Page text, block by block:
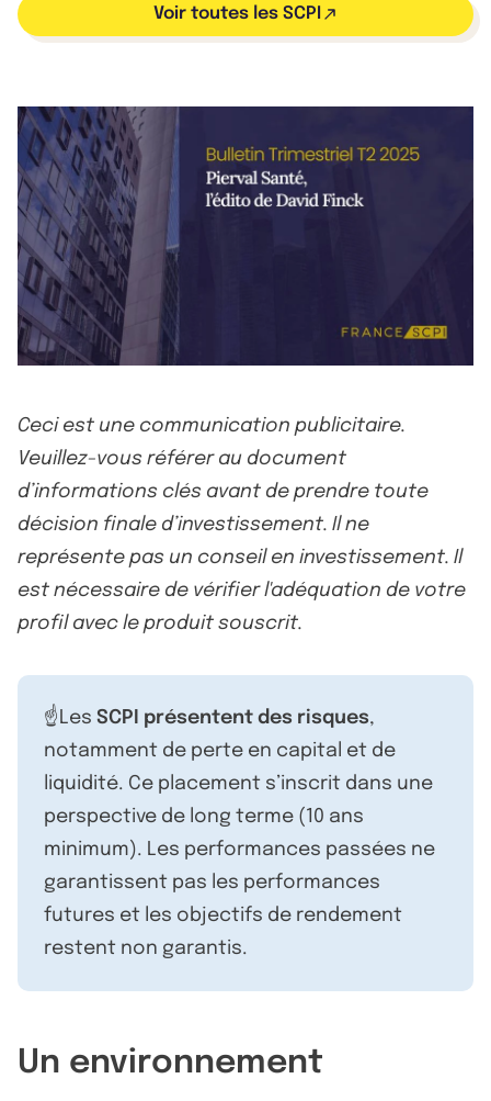
Voir toutes les SCPI
Ceci est une communication publicitaire.
Veuillez-vous référer au document
d’informations clés avant de prendre toute
décision finale d’investissement. Il ne
représente pas un conseil en investissement. Il
est nécessaire de vérifier l'adéquation de votre
profil avec le produit souscrit.
☝️Les SCPI présentent des risques,
notamment de perte en capital et de
liquidité. Ce placement s’inscrit dans une
perspective de long terme (10 ans
minimum). Les performances passées ne
garantissent pas les performances
futures et les objectifs de rendement
restent non garantis.
Un environnement